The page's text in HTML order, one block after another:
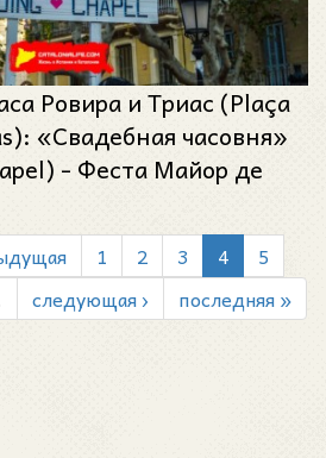
Ровира и Триас (Plaça
«Свадебная часовня»
- Феста Майор де
1 2 3 4
5
следующая › последняя »